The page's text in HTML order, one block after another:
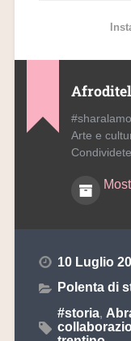
Arte e
10 Luglio
Polenta di
#storia,